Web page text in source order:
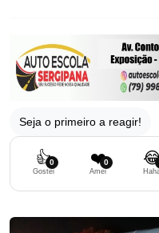
Seja o primeiro a reagir!
👍0
Gostei
❤️0
Amei